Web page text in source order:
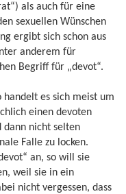
als auch für eine
sexuellen Wünschen
ergibt sich schon aus
anderem für
Begriff für „devot“.
handelt es sich meist um
einen devoten
dann nicht selten
Falle zu locken.
an, so will sie
weil sie in ein
nicht vergessen, dass